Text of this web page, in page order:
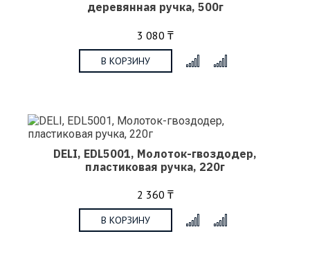
деревянная ручка, 500г
3 080 ₸
В КОРЗИНУ
DELI, EDL5001, Молоток-гвоздодер,
пластиковая ручка, 220г
2 360 ₸
В КОРЗИНУ